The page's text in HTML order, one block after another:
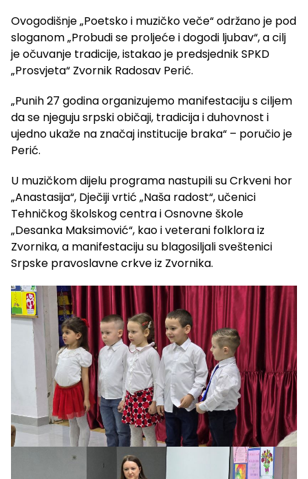
Ovogodišnje „Poetsko i muzičko veče“ održano je pod
sloganom „Probudi se proljeće i dogodi ljubav“, a cilj
je očuvanje tradicije, istakao je predsjednik SPKD
„Prosvjeta“ Zvornik Radosav Perić.
„Punih 27 godina organizujemo manifestaciju s ciljem
da se njeguju srpski običaji, tradicija i duhovnost i
ujedno ukaže na značaj institucije braka“ – poručio je
Perić.
U muzičkom dijelu programa nastupili su Crkveni hor
„Anastasija“, Dječiji vrtić „Naša radost“, učenici
Tehničkog školskog centra i Osnovne škole
„Desanka Maksimović“, kao i veterani folklora iz
Zvornika, a manifestaciju su blagosiljali sveštenici
Srpske pravoslavne crkve iz Zvornika.